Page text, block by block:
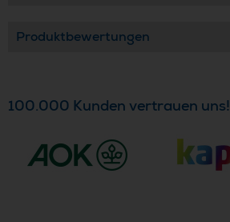
Produktbewertungen
100.000 Kunden vertrauen uns!